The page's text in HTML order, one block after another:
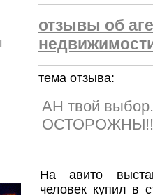
отзывы об
тема отзыва:
АН твой
ОСТОРОЖНЫ!!
На авито
человек купил в